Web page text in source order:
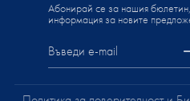
Абонирай се за нашия
информация за новите